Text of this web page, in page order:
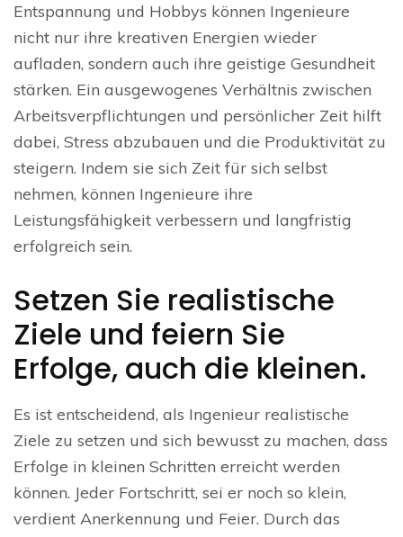
Entspannung und Hobbys können Ingenieure
nicht nur ihre kreativen Energien wieder
aufladen, sondern auch ihre geistige Gesundheit
stärken. Ein ausgewogenes Verhältnis zwischen
Arbeitsverpflichtungen und persönlicher Zeit hilft
dabei, Stress abzubauen und die Produktivität zu
steigern. Indem sie sich Zeit für sich selbst
nehmen, können Ingenieure ihre
Leistungsfähigkeit verbessern und langfristig
erfolgreich sein.
Setzen Sie realistische
Ziele und feiern Sie
Erfolge, auch die kleinen.
Es ist entscheidend, als Ingenieur realistische
Ziele zu setzen und sich bewusst zu machen, dass
Erfolge in kleinen Schritten erreicht werden
können. Jeder Fortschritt, sei er noch so klein,
verdient Anerkennung und Feier. Durch das